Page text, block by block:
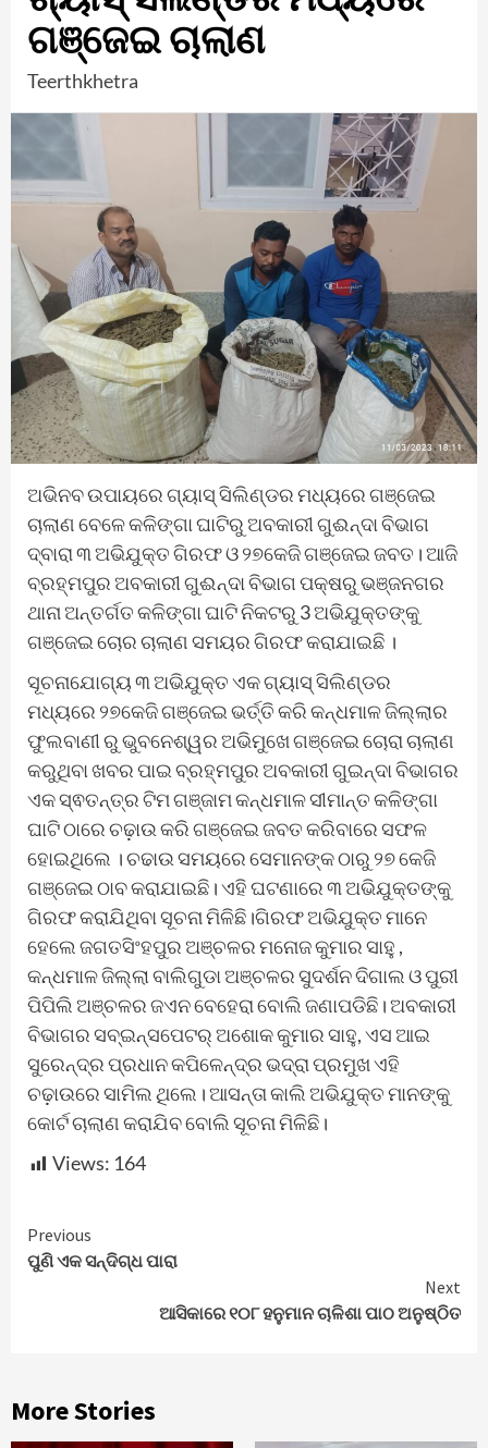
ଗଞ୍ଜେଇ ଚାଲାଣ
Teerthkhetra
ଅଭିନବ ଉପାୟରେ ଗ୍ୟାସ୍ ସିଲିଣ୍ଡର ମଧ୍ୟରେ ଗଞ୍ଜେଇ
ଚାଲାଣ ବେଳେ କଳିଙ୍ଗା ଘାଟିରୁ ଅବକାରୀ ଗୁଈନ୍ଦା ବିଭାଗ
ଦ୍ବାରା ୩ ଅଭିଯୁକ୍ତ ଗିରଫ ଓ ୨୭କେଜି ଗଞ୍ଜେଇ ଜବତ। ଆଜି
ବ୍ରହ୍ମପୁର ଅବକାରୀ ଗୁଈନ୍ଦା ବିଭାଗ ପକ୍ଷରୁ ଭଞ୍ଜନଗର
ଥାନା ଅନ୍ତର୍ଗତ କଳିଙ୍ଗା ଘାଟି ନିକଟରୁ 3 ଅଭିଯୁକ୍ତଙ୍କୁ
ଗଞ୍ଜେଇ ଚୋର ଚାଲାଣ ସମୟର ଗିରଫ କରାଯାଇଛି ।
ସୂଚନାଯୋଗ୍ୟ ୩ ଅଭିଯୁକ୍ତ ଏକ ଗ୍ୟାସ୍ ସିଲିଣ୍ଡର
ମଧ୍ୟରେ ୨୭କେଜି ଗଞ୍ଜେଇ ଭର୍ତ୍ତି କରି କନ୍ଧମାଳ ଜିଲ୍ଲାର
ଫୁଲବାଣୀ ରୁ ଭୁବନେଶ୍ୱର ଅଭିମୁଖେ ଗଞ୍ଜେଇ ଚୋରା ଚାଲାଣ
କରୁଥିବା ଖବର ପାଇ ବ୍ରହ୍ମପୁର ଅବକାରୀ ଗୁଇନ୍ଦା ବିଭାଗର
ଏକ ସ୍ଵତନ୍ତ୍ର ଟିମ ଗଞ୍ଜାମ କନ୍ଧମାଳ ସୀମାନ୍ତ କଳିଙ୍ଗା
ଘାଟି ଠାରେ ଚଢ଼ାଉ କରି ଗଞ୍ଜେଇ ଜବତ କରିବାରେ ସଫଳ
ହୋଇଥିଲେ । ଚଢାଉ ସମୟରେ ସେମାନଙ୍କ ଠାରୁ ୨୭ କେଜି
ଗଞ୍ଜେଇ ଠାବ କରାଯାଇଛି। ଏହି ଘଟଣାରେ ୩ ଅଭିଯୁକ୍ତଙ୍କୁ
ଗିରଫ କରାଯିଥିବା ସୂଚନା ମିଳିଛି।ଗିରଫ ଅଭିଯୁକ୍ତ ମାନେ
ହେଲେ ଜଗତସିଂହପୁର ଅଞ୍ଚଳର ମନୋଜ କୁମାର ସାହୁ ,
କନ୍ଧମାଳ ଜିଲ୍ଲା ବାଲିଗୁଡା ଅଞ୍ଚଳର ସୁଦର୍ଶନ ଦିଗାଲ ଓ ପୁରୀ
ପିପିଲି ଅଞ୍ଚଳର ଜଏନ ବେହେରା ବୋଲି ଜଣାପଡିଛି। ଅବକାରୀ
ବିଭାଗର ସବ୍ଇନ୍ସପେଟର୍ ଅଶୋକ କୁମାର ସାହୁ, ଏସ ଆଇ
ସୁରେନ୍ଦ୍ର ପ୍ରଧାନ କପିଳେନ୍ଦ୍ର ଭଦ୍ରା ପ୍ରମୁଖ ଏହି
ଚଢ଼ାଉରେ ସାମିଲ ଥିଲେ। ଆସନ୍ତା କାଲି ଅଭିଯୁକ୍ତ ମାନଙ୍କୁ
କୋର୍ଟ ଚାଲାଣ କରାଯିବ ବୋଲି ସୂଚନା ମିଳିଛି।
Views: 164
Continue
Reading
Previous
ପୁଣି ଏକ ସନ୍ଦିଗ୍ଧ ପାରା
Next
ଆସିକାରେ ୧୦୮ ହନୁମାନ ଚାଳିଶା ପାଠ ଅନୁଷ୍ଠିତ
More Stories